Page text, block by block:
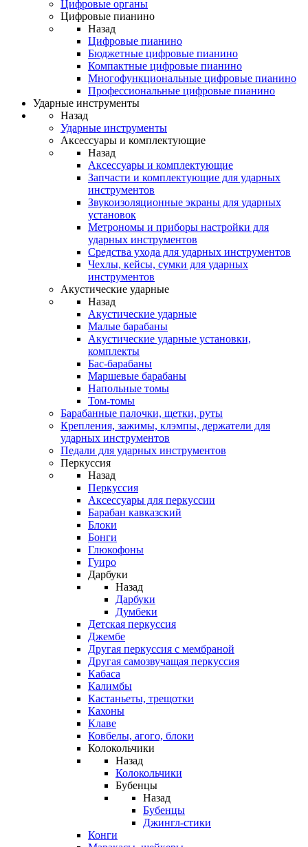
Цифровые органы
Цифровые пианино
Назад
Цифровые пианино
Бюджетные цифровые пианино
Компактные цифровые пианино
Многофункциональные цифровые пианино
Профессиональные цифровые пианино
Ударные инструменты
Назад
Ударные инструменты
Аксессуары и комплектующие
Назад
Аксессуары и комплектующие
Запчасти и комплектующие для ударных
инструментов
Звукоизоляционные экраны для ударных
установок
Метрономы и приборы настройки для
ударных инструментов
Средства ухода для ударных инструментов
Чехлы, кейсы, сумки для ударных
инструментов
Акустические ударные
Назад
Акустические ударные
Mалые барабаны
Акустические ударные установки,
комплекты
Бас-барабаны
Маршевые барабаны
Напольные томы
Том-томы
Барабанные палочки, щетки, руты
Крепления, зажимы, клэмпы, держатели для
ударных инструментов
Педали для ударных инструментов
Перкуссия
Назад
Перкуссия
Аксессуары для перкуссии
Барабан кавказский
Блоки
Бонги
Глюкофоны
Гуиро
Дарбуки
Назад
Дарбуки
Думбеки
Детская перкуссия
Джембе
Другая перкуссия с мембраной
Другая самозвучащая перкуссия
Кабаса
Калимбы
Кастаньеты, трещотки
Кахоны
Клаве
Ковбелы, агого, блоки
Колокольчики
Назад
Колокольчики
Бубенцы
Назад
Бубенцы
Джингл-стики
Конги